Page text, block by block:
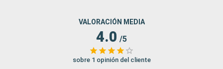
VALORACIÓN MEDIA
4.0 /5
sobre 1 opinión del cliente